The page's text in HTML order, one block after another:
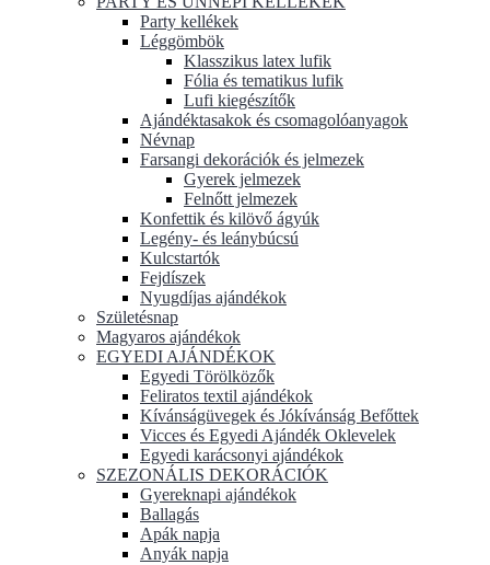
Party kellékek
Léggömbök
Klasszikus latex lufik
Fólia és tematikus lufik
Lufi kiegészítők
Ajándéktasakok és csomagolóanyagok
Névnap
Farsangi dekorációk és jelmezek
Gyerek jelmezek
Felnőtt jelmezek
Konfettik és kilövő ágyúk
Legény- és leánybúcsú
Kulcstartók
Fejdíszek
Nyugdíjas ajándékok
Születésnap
Magyaros ajándékok
EGYEDI AJÁNDÉKOK
Egyedi Törölközők
Feliratos textil ajándékok
Kívánságüvegek és Jókívánság Befőttek
Vicces és Egyedi Ajándék Oklevelek
Egyedi karácsonyi ajándékok
SZEZONÁLIS DEKORÁCIÓK
Gyereknapi ajándékok
Ballagás
Apák napja
Anyák napja